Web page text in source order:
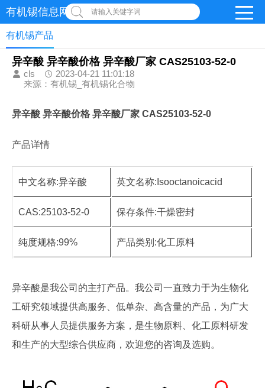
有机锡信息网 请输入关键字词
有机锡产品
异辛酸 异辛酸价格 异辛酸厂家 CAS25103-52-0
cls
2023-04-21 11:01:18
来源：有机锡_有机锡化合物
异辛酸 异辛酸价格 异辛酸厂家 CAS25103-52-0
产品详情
中文名称:异辛酸 英文名称:Isooctanoicacid
CAS:25103-52-0 保存条件:干燥密封
纯度规格:99% 产品类别:化工原料
异辛酸是我公司的主打产品。我公司一直致力于为生物化
工研究领域提供高服务、低单杂、高含量的产品，为广大
科研从事人员提供服务方案，是生物原料、化工原料研发
和生产的大型综合供应商，欢迎您的咨询及选购。